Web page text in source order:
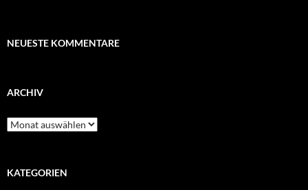
NEUESTE KOMMENTARE
ARCHIV
Archiv
KATEGORIEN